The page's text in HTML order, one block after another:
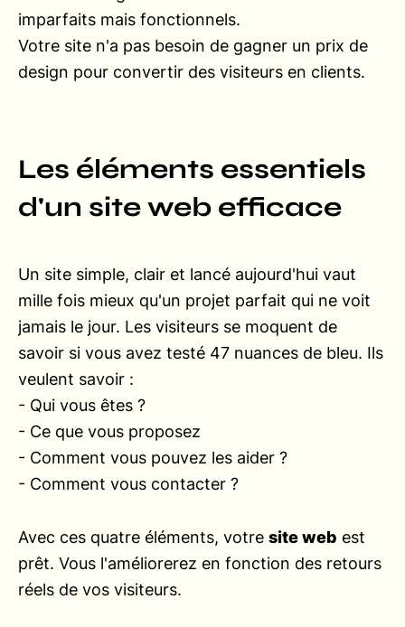
imparfaits mais fonctionnels.
Votre site n'a pas besoin de gagner un prix de
design pour convertir des visiteurs en clients.
Les éléments essentiels
d'un site web efficace
Un site simple, clair et lancé aujourd'hui vaut
mille fois mieux qu'un projet parfait qui ne voit
jamais le jour. Les visiteurs se moquent de
savoir si vous avez testé 47 nuances de bleu. Ils
veulent savoir :
- Qui vous êtes ?
- Ce que vous proposez
- Comment vous pouvez les aider ?
- Comment vous contacter ?
Avec ces quatre éléments, votre site web est
prêt. Vous l'améliorerez en fonction des retours
réels de vos visiteurs.